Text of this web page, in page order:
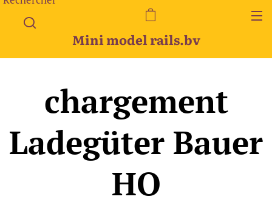
Mini model rails.bv
chargement
Ladegüter Bauer
HO